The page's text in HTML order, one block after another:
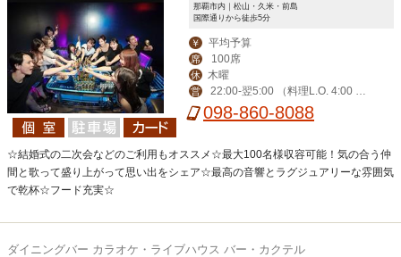
那覇市内｜松山・久米・前島
国際通りから徒歩5分
￥ 平均予算
席 100席
休 木曜
営
22:00-翌5:00 （料理L.O. 4:00 ド
リンクL.O. 4:00）
098-860-8088
☆結婚式の二次会などのご利用もオススメ☆最大100名様収容可能！気の合う仲
間と歌って盛り上がって思い出をシェア☆最高の音響とラグジュアリーな雰囲気
で乾杯☆フード充実☆
ダイニングバー カラオケ・ライブハウス バー・カクテル